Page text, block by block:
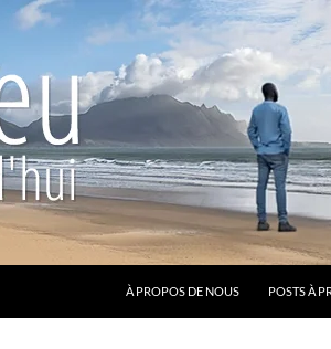
À PROPOS DE NOUS
POSTS À